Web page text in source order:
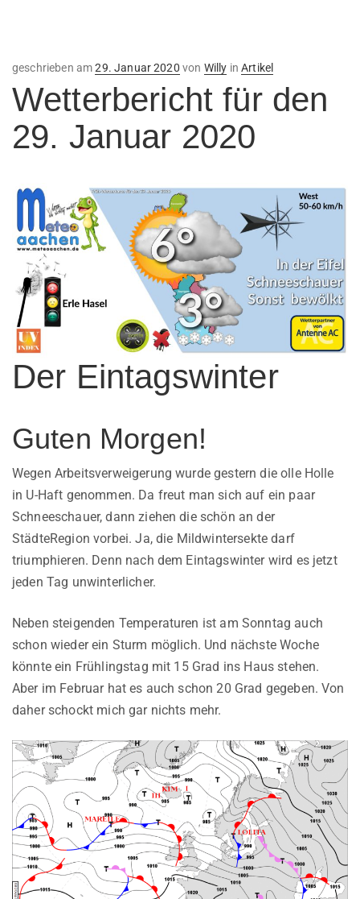
geschrieben amVeröffentlicht
29. Januar 2020 von Willy inArtikel
Wetterbericht für den
29. Januar 2020
Der Eintagswinter
Guten Morgen!
Wegen Arbeitsverweigerung wurde gestern die olle Holle
in U-Haft genommen. Da freut man sich auf ein paar
Schneeschauer, dann ziehen die schön an der
StädteRegion vorbei. Ja, die Mildwintersekte darf
triumphieren. Denn nach dem Eintagswinter wird es jetzt
jeden Tag unwinterlicher.
Neben steigenden Temperaturen ist am Sonntag auch
schon wieder ein Sturm möglich. Und nächste Woche
könnte ein Frühlingstag mit 15 Grad ins Haus stehen.
Aber im Februar hat es auch schon 20 Grad gegeben. Von
daher schockt mich gar nichts mehr.